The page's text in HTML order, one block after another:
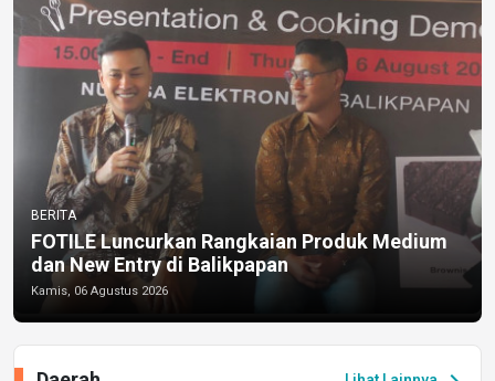
BERITA
FOTILE Luncurkan Rangkaian Produk Medium
dan New Entry di Balikpapan
Kamis, 06 Agustus 2026